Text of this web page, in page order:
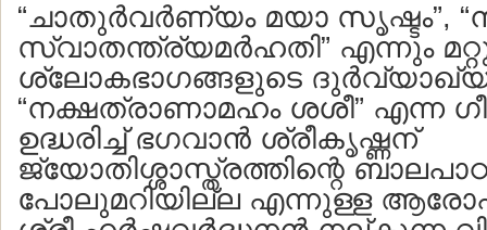
“ചാതുര്‍വര്‍ണ്യം മയാ സൃഷ്ടം”, “ന
സ്വാതന്ത്ര്യമര്‍ഹതി” എന്നും
ശ്ലോകഭാഗങ്ങളുടെ
“നക്ഷത്രാണാമഹം ശശീ” എന്ന
ഉദ്ധരിച്ച് ഭഗവാന്‍ ശ്രീകൃഷ്ണന്
ജ്യോതിശ്ശാസ്ത്രത്തിന്റെ
പോലുമറിയില്ല എന്നുള്ള